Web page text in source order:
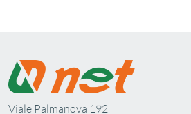
Viale Palmanova 192